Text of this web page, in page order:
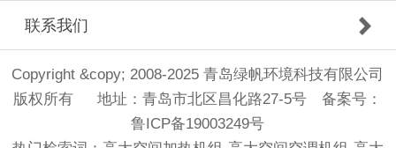
联系我们
Copyright &copy; 2008-2025 青岛绿帆环境科技有限公司
版权所有 地址：青岛市北区昌化路27-5号 备案号：
鲁ICP备19003249号